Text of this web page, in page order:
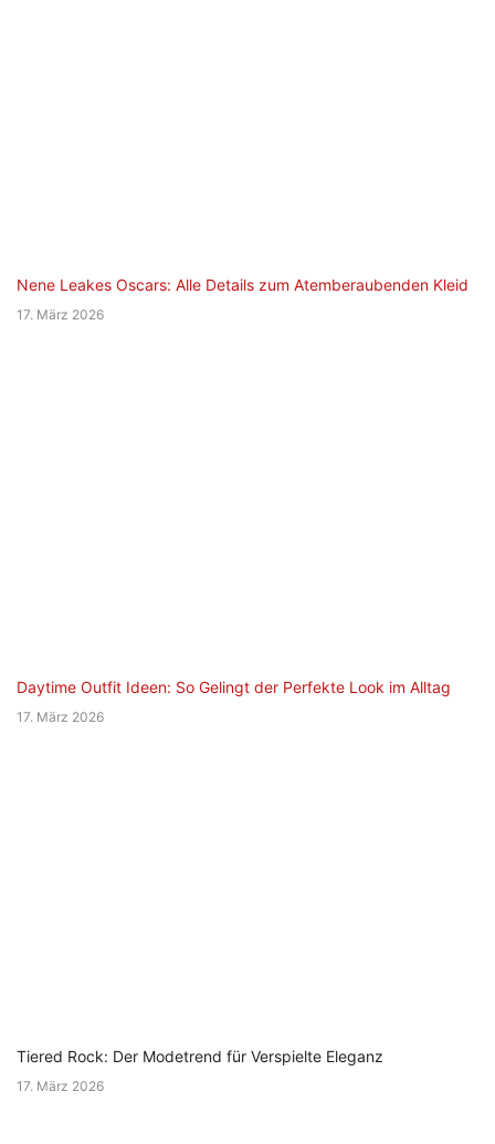
Nene Leakes Oscars: Alle Details zum Atemberaubenden Kleid
17. März 2026
Daytime Outfit Ideen: So Gelingt der Perfekte Look im Alltag
17. März 2026
Tiered Rock: Der Modetrend für Verspielte Eleganz
17. März 2026